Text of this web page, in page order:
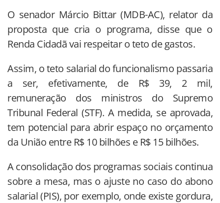
O senador Márcio Bittar (MDB-AC), relator da
proposta que cria o programa, disse que o
Renda Cidadã vai respeitar o teto de gastos.
Assim, o teto salarial do funcionalismo passaria
a ser, efetivamente, de R$ 39, 2 mil,
remuneração dos ministros do Supremo
Tribunal Federal (STF). A medida, se aprovada,
tem potencial para abrir espaço no orçamento
da União entre R$ 10 bilhões e R$ 15 bilhões.
A consolidação dos programas sociais continua
sobre a mesa, mas o ajuste no caso do abono
salarial (PIS), por exemplo, onde existe gordura,